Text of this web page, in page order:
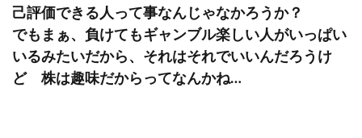
己評価できる人って事なんじゃなかろうか？
でもまぁ、負けてもギャンブル楽しい人がいっぱい
いるみたいだから、それはそれでいいんだろうけ
ど 株は趣味だからってなんかね…